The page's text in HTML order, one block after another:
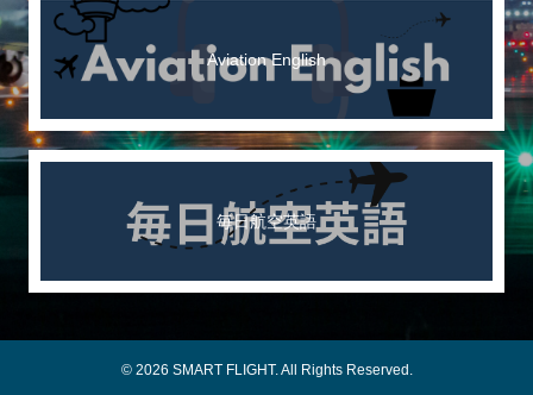
Aviation English
毎日航空英語
© 2026 SMART FLIGHT. All Rights Reserved.